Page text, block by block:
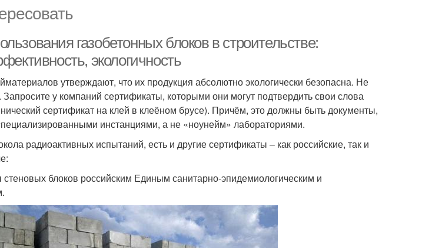
газобетонных блоков в строительстве:
экологичность
утверждают, что их продукция абсолютно экологически безопасна. Не
Запросите у компаний сертификаты, которыми они могут подтвердить свои слова
сертификат на клей в клеёном брусе). Причём, это должны быть документы,
инстанциями, а не «ноунейм» лабораториями.
радиоактивных испытаний, есть и другие сертификаты – как российские, так и
стеновых блоков российским Единым санитарно-эпидемиологическим и